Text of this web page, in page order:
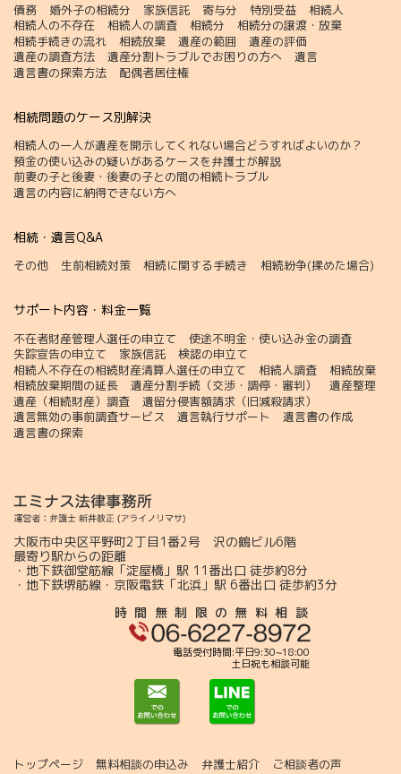
債務 婚外子の相続分 家族信託 寄与分 特別受益
相続人
相続人の不存在
相続人の調査 相続分
相続分の譲渡・放棄
相続手続きの流れ
相続放棄 遺産の範囲
遺産の評価
遺産の調査方法
遺産分割トラブルでお困りの方へ
遺言
遺言書の探索方法
配偶者居住権
相続問題のケース別解決
相続人の一人が遺産を開示してくれない場合どうすればよいのか？
預金の使い込みの疑いがあるケースを弁護士が解説
前妻の子と後妻・後妻の子との間の相続トラブル
遺言の内容に納得できない方へ
相続・遺言Q&A
その他 生前相続対策 相続に関する手続き 相続紛争(揉めた場合)
サポート内容・料金一覧
不在者財産管理人選任の申立て
使途不明金・使い込み金の調査
失踪宣告の申立て
家族信託
検認の申立て
相続人不存在の相続財産清算人選任の申立て
相続人調査
相続放棄
相続放棄期間の延長
遺産分割手続（交渉・調停・審判）
遺産整理
遺産（相続財産）調査
遺留分侵害額請求（旧減殺請求）
遺言無効の事前調査サービス
遺言執行サポート
遺言書の作成
遺言書の探索
大阪市中央区平野町2丁目1番2号 沢の鶴ビル6階
最寄り駅からの距離
・地下鉄御堂筋線「淀屋橋」駅 11番出口 徒歩約8分
・地下鉄堺筋線・京阪電鉄「北浜」駅 6番出口 徒歩約3分
時間無制限の無料相談
電話受付時間:平日9:30~18:00
土日祝も相談可能
トップページ 無料相談の申込み 弁護士紹介
ご相談者の声